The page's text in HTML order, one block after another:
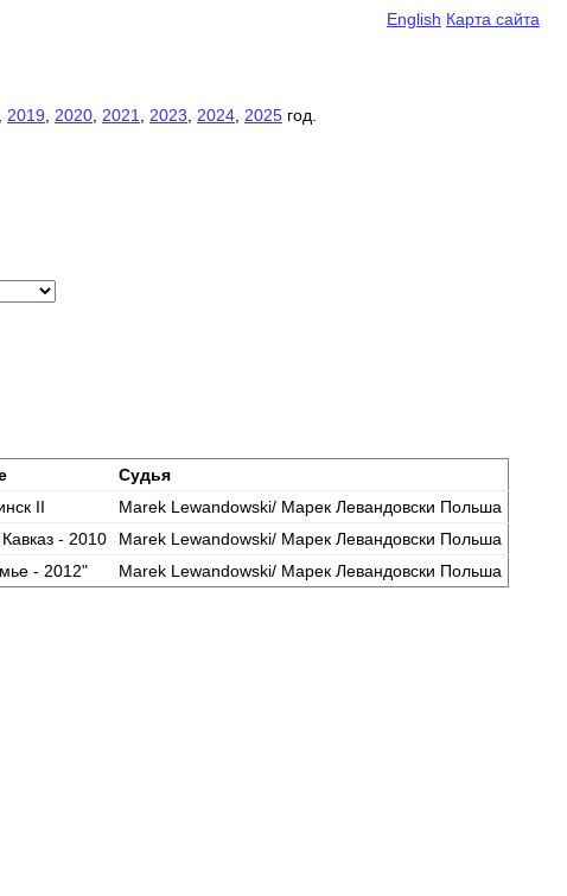
English Карта сайта
2019 2020 2021 2023 2024 2025 год.
Судья
II
Marek Lewandowski/ Марек Левандовски Польша
- 2010
Marek Lewandowski/ Марек Левандовски Польша
- 2012" Marek Lewandowski/ Марек Левандовски Польша